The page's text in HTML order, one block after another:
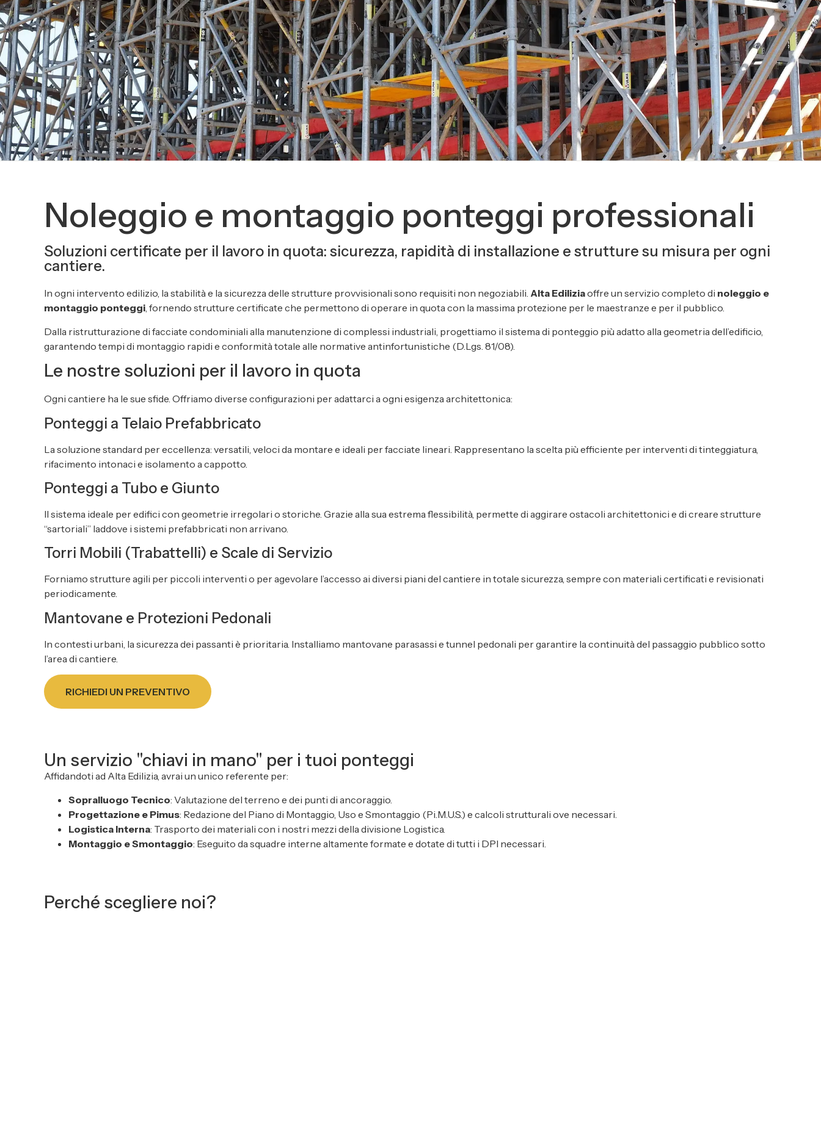
Noleggio e montaggio ponteggi professionali
Soluzioni certificate per il lavoro in quota: sicurezza, rapidità di installazione e strutture su misura per ogni
cantiere.
In ogni intervento edilizio, la stabilità e la sicurezza delle strutture provvisionali sono requisiti non negoziabili. Alta Ediliziaoffre un servizio completo di noleggio e
montaggio ponteggi, fornendo strutture certificate che permettono di operare in quota con la massima protezione per le maestranze e per il pubblico.
Dalla ristrutturazione di facciate condominiali alla manutenzione di complessi industriali, progettiamo il sistema di ponteggio più adatto alla geometria dell’edificio,
garantendo tempi di montaggio rapidi e conformità totale alle normative antinfortunistiche (D.Lgs. 81/08).
Le nostre soluzioni per il lavoro in quota
Ogni cantiere ha le sue sfide. Offriamo diverse configurazioni per adattarci a ogni esigenza architettonica:
Ponteggi a Telaio Prefabbricato
La soluzione standard per eccellenza: versatili, veloci da montare e ideali per facciate lineari. Rappresentano la scelta più efficiente per interventi di tinteggiatura,
rifacimento intonaci e isolamento a cappotto.
Ponteggi a Tubo e Giunto
Il sistema ideale per edifici con geometrie irregolari o storiche. Grazie alla sua estrema flessibilità, permette di aggirare ostacoli architettonici e di creare strutture
“sartoriali” laddove i sistemi prefabbricati non arrivano.
Torri Mobili (Trabattelli) e Scale di Servizio
Forniamo strutture agili per piccoli interventi o per agevolare l’accesso ai diversi piani del cantiere in totale sicurezza, sempre con materiali certificati e revisionati
periodicamente.
Mantovane e Protezioni Pedonali
In contesti urbani, la sicurezza dei passanti è prioritaria. Installiamo mantovane parasassi e tunnel pedonali per garantire la continuità del passaggio pubblico sotto
l’area di cantiere.
RICHIEDI UN PREVENTIVO
Un servizio "chiavi in mano" per i tuoi ponteggi
Affidandoti ad Alta Edilizia, avrai un unico referente per:
Sopralluogo Tecnico: Valutazione del terreno e dei punti di ancoraggio.
Progettazione e Pimus: Redazione del Piano di Montaggio, Uso e Smontaggio (Pi.M.U.S.) e calcoli strutturali ove necessari.
Logistica Interna: Trasporto dei materiali con i nostri mezzi della divisione Logistica.
Montaggio e Smontaggio: Eseguito da squadre interne altamente formate e dotate di tutti i DPI necessari.
Perché scegliere noi?